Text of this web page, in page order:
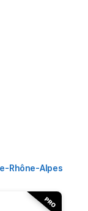
Rhône-Alpes